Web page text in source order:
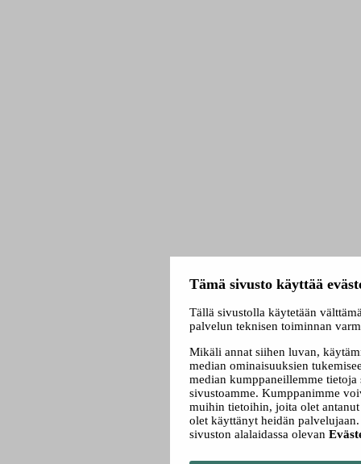
Tämä sivusto käyttää
Tällä sivustolla käytetään
palvelun teknisen toiminnan
Mikäli annat siihen luvan,
median ominaisuuksien
median kumppaneillemme tietoja
sivustoamme. Kumppanimme
muihin tietoihin, joita olet
olet käyttänyt heidän
sivuston alalaidassa olevan